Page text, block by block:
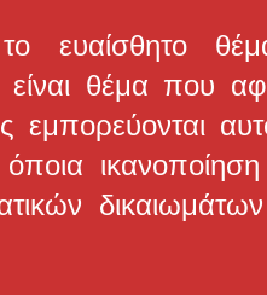
ευαίσθητο
είναι θέμα που
εμπορεύονται